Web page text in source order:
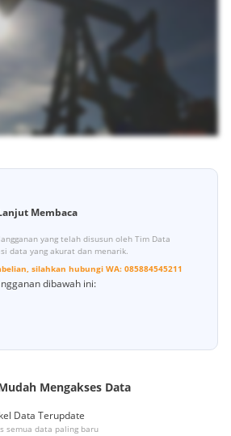
Membaca
yang telah disusun oleh Tim Data
data yang akurat dan menarik.
silahkan hubungi WA: 085884545211
dibawah ini:
Mengakses Data
Data Terupdate
semua data paling baru